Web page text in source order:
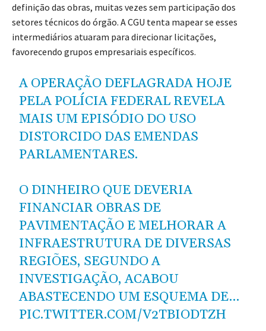
definição das obras, muitas vezes sem participação dos
setores técnicos do órgão. A CGU tenta mapear se esses
intermediários atuaram para direcionar licitações,
favorecendo grupos empresariais específicos.
A OPERAÇÃO DEFLAGRADA HOJE
PELA POLÍCIA FEDERAL REVELA
MAIS UM EPISÓDIO DO USO
DISTORCIDO DAS EMENDAS
PARLAMENTARES.
O DINHEIRO QUE DEVERIA
FINANCIAR OBRAS DE
PAVIMENTAÇÃO E MELHORAR A
INFRAESTRUTURA DE DIVERSAS
REGIÕES, SEGUNDO A
INVESTIGAÇÃO, ACABOU
ABASTECENDO UM ESQUEMA DE…
PIC.TWITTER.COM/V2TBIODTZH